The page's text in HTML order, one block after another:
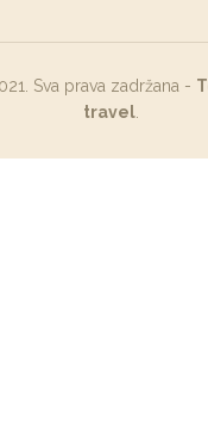
Sva prava zadržana -
travel.